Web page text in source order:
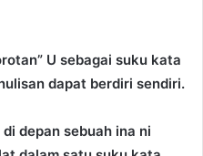
U sebagai suku kata
dapat berdiri sendiri.
depan sebuah ina ni